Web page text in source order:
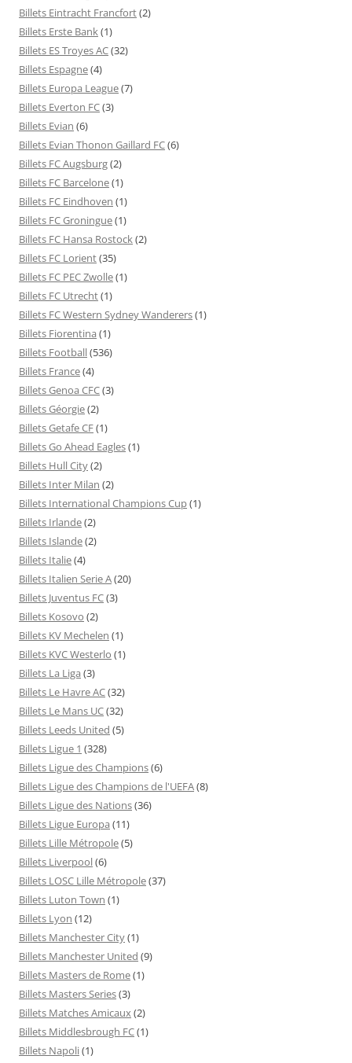
Billets Eintracht Francfort(2)
Billets Erste Bank(1)
Billets ES Troyes AC(32)
Billets Espagne(4)
Billets Europa League(7)
Billets Everton FC(3)
Billets Evian (6)
Billets Evian Thonon Gaillard FC(6)
Billets FC Augsburg(2)
Billets FC Barcelone(1)
Billets FC Eindhoven (1)
Billets FC Groningue(1)
Billets FC Hansa Rostock(2)
Billets FC Lorient(35)
Billets FC PEC Zwolle(1)
Billets FC Utrecht(1)
Billets FC Western Sydney Wanderers(1)
Billets Fiorentina (1)
Billets Football(536)
Billets France(4)
Billets Genoa CFC(3)
Billets Géorgie(2)
Billets Getafe CF(1)
Billets Go Ahead Eagles(1)
Billets Hull City(2)
Billets Inter Milan (2)
Billets International Champions Cup(1)
Billets Irlande(2)
Billets Islande(2)
Billets Italie(4)
Billets Italien Serie A(20)
Billets Juventus FC(3)
Billets Kosovo (2)
Billets KV Mechelen (1)
Billets KVC Westerlo (1)
Billets La Liga (3)
Billets Le Havre AC(32)
Billets Le Mans UC(32)
Billets Leeds United (5)
Billets Ligue 1 (328)
Billets Ligue des Champions(6)
Billets Ligue des Champions de l'UEFA(8)
Billets Ligue des Nations(36)
Billets Ligue Europa (11)
Billets Lille Métropole(5)
Billets Liverpool(6)
Billets LOSC Lille Métropole(37)
Billets Luton Town (1)
Billets Lyon (12)
Billets Manchester City(1)
Billets Manchester United (9)
Billets Masters de Rome(1)
Billets Masters Series(3)
Billets Matches Amicaux(2)
Billets Middlesbrough FC(1)
Billets Napoli(1)